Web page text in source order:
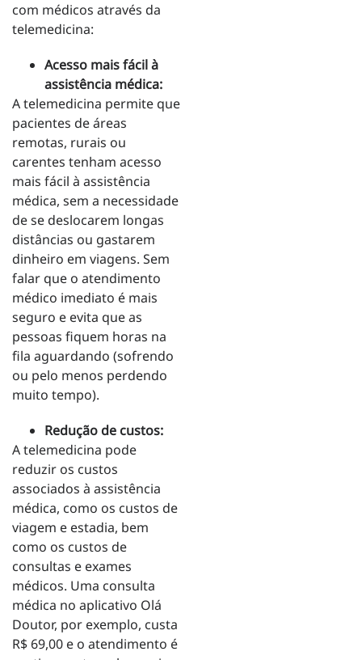
com médicos através da
telemedicina:
Acesso mais fácil à
assistência médica:
A telemedicina permite que
pacientes de áreas
remotas, rurais ou
carentes tenham acesso
mais fácil à assistência
médica, sem a necessidade
de se deslocarem longas
distâncias ou gastarem
dinheiro em viagens. Sem
falar que o atendimento
médico imediato é mais
seguro e evita que as
pessoas fiquem horas na
fila aguardando (sofrendo
ou pelo menos perdendo
muito tempo).
Redução de custos:
A telemedicina pode
reduzir os custos
associados à assistência
médica, como os custos de
viagem e estadia, bem
como os custos de
consultas e exames
médicos. Uma consulta
médica no aplicativo Olá
Doutor, por exemplo, custa
R$ 69,00 e o atendimento é